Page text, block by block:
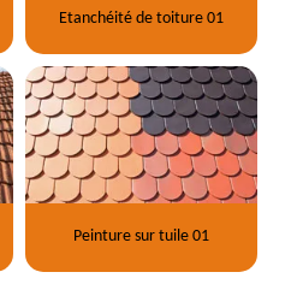
Etanchéité de toiture 01
Peinture sur tuile 01